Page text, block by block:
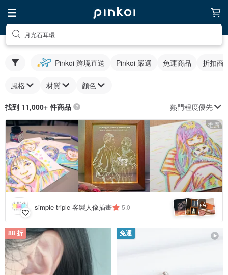
月光石耳環
Pinkoi 跨境直送 Pinkoi 嚴選 免運商品 折扣商
風格 材質 顏色
找到 11,000+ 件商品 熱門程度優先
推廣
simple triple 客製人像插畫 5.0 +4
88 折 免運